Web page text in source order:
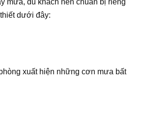
mưa, du khách nên chuẩn bị riêng
dưới đây:
xuất hiện những cơn mưa bất